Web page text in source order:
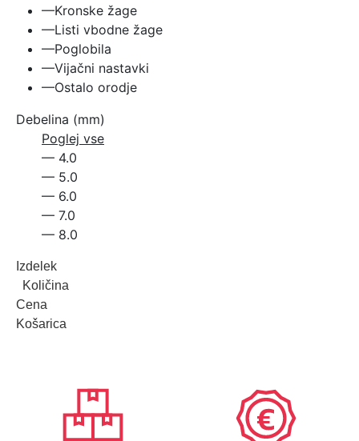
—Kronske žage
—Listi vbodne žage
—Poglobila
—Vijačni nastavki
—Ostalo orodje
Debelina (mm)
Poglej vse
— 4.0
— 5.0
— 6.0
— 7.0
— 8.0
Izdelek
Količina
Cena
Košarica